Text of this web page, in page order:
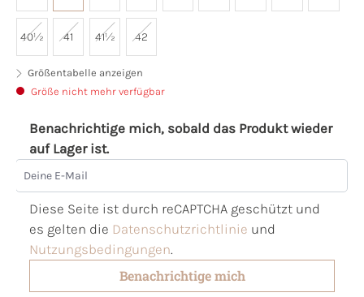
40½ 41 41½ 42
Größentabelle anzeigen
Größe nicht mehr verfügbar
Benachrichtige mich, sobald das Produkt wieder
auf Lager ist.
Deine E-Mail
Diese Seite ist durch reCAPTCHA geschützt und
es gelten die Datenschutzrichtlinie und
Nutzungsbedingungen.
Benachrichtige mich